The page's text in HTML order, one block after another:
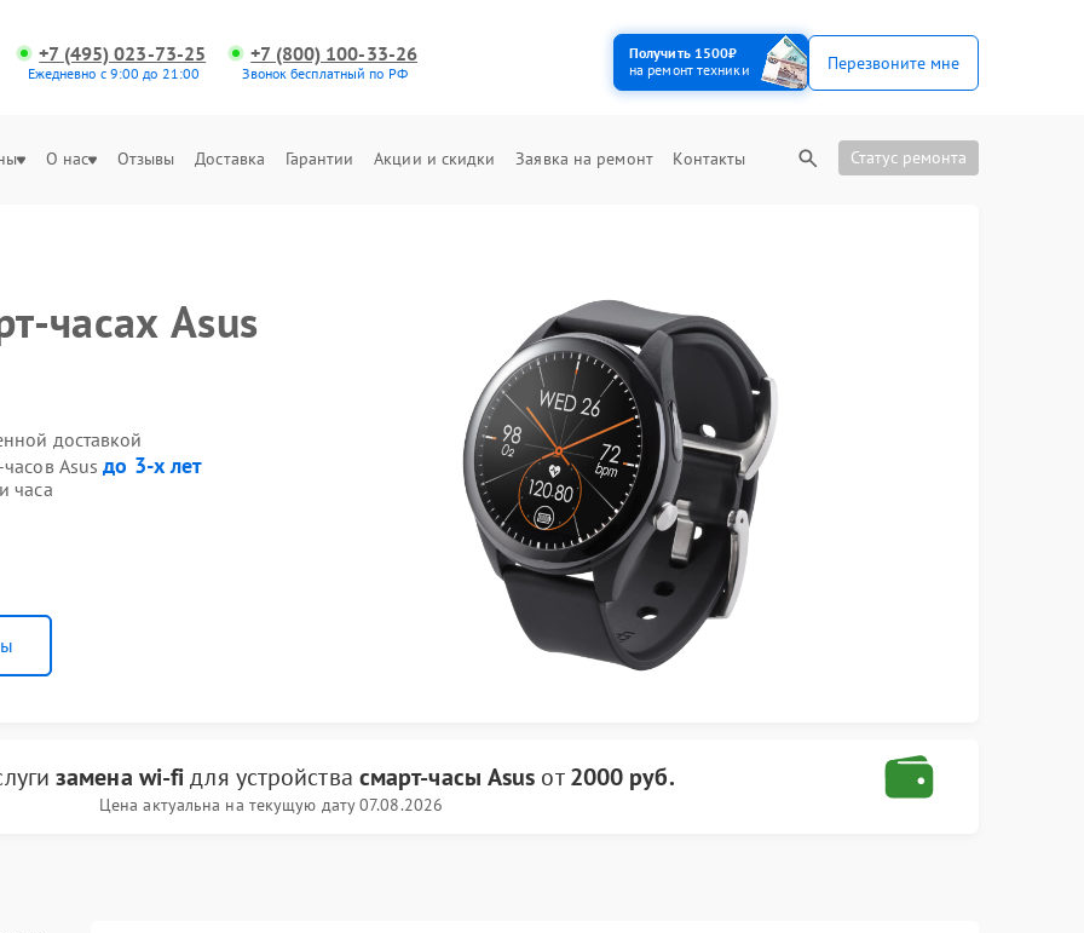
+7 (495) 023-73-25
Ежедневно с 9:00 до 21:00
+7 (800) 100-33-26
Звонок бесплатный по РФ
Получить 1500₽
на ремонт техники
Перезвоните мне
О нас Отзывы Доставка Гарантии Акции и скидки Заявка на ремонт Контакты Статус ремонта
часах Asus
доставкой
часов Asusдо 3-х лет
часа
замена wi-fiдля устройства смарт-часы Asus от2000 руб.
Цена актуальна на текущую дату 07.08.2026